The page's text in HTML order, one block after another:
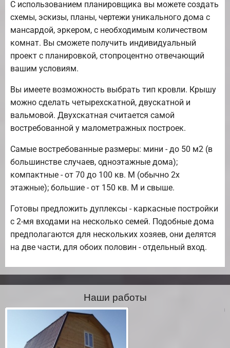
С использованием планировщика вы можете создать
схемы, эскизы, планы, чертежи уникального дома с
мансардой, эркером, с необходимым количеством
комнат. Вы сможете получить индивидуальный
проект с планировкой, стопроцентно отвечающий
вашим условиям.
Вы имеете возможность выбрать тип кровли. Крышу
можно сделать четырехскатной, двускатной и
вальмовой. Двухскатная считается самой
востребованной у малометражных построек.
Самые востребованные размеры: мини - до 50 м2 (в
большинстве случаев, одноэтажные дома);
компактные - от 70 до 100 кв. М (обычно 2х
этажные); большие - от 150 кв. М и свыше.
Готовы предложить дуплексы - каркасные постройки
с 2-мя входами на несколько семей. Подобные дома
предполагаются для нескольких хозяев, они делятся
на две части, для обоих половин - отдельный вход.
Наши работы